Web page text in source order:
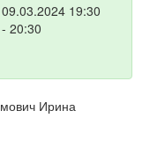
09.03.2024 19:30
- 20:30
Ирина